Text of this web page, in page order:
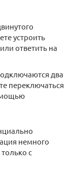
устроить
ответить на
два
переключаться
немного
с